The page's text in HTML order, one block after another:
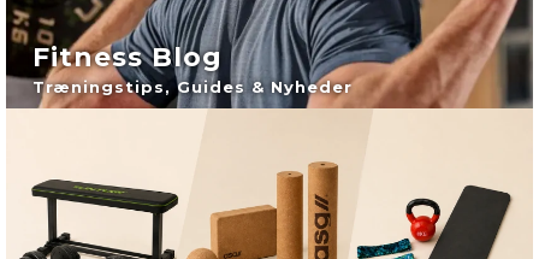
Fitness Blog
Træningstips, Guides & Nyheder